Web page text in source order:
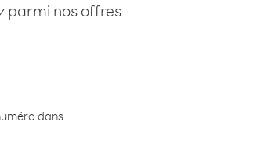
parmi nos offres
dans